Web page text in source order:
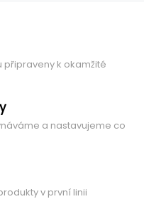
připraveny k okamžité
a nastavujeme co
v první linii